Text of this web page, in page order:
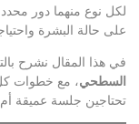
لكل نوع منهما دور محدد
على حالة البشرة
في هذا المقال نشرح
السطحي، مع خطوات كل
تحتاجين جلسة عميقة